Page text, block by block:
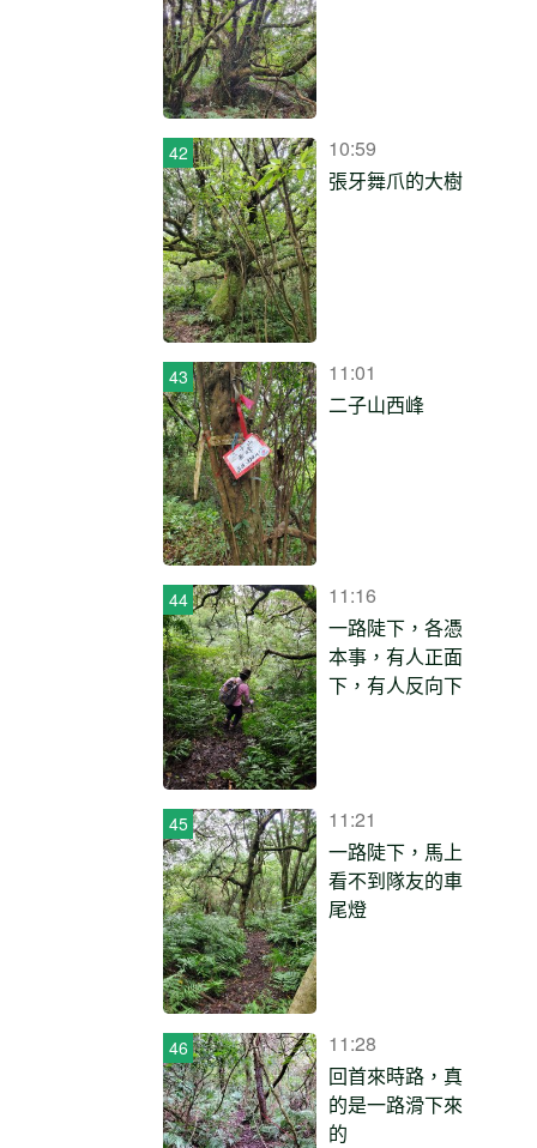
10:59
張牙舞爪的大樹
11:01
二子山西峰
11:16
一路陡下，各憑
本事，有人正面
下，有人反向下
11:21
一路陡下，馬上
看不到隊友的車
尾燈
11:28
回首來時路，真
的是一路滑下來
的